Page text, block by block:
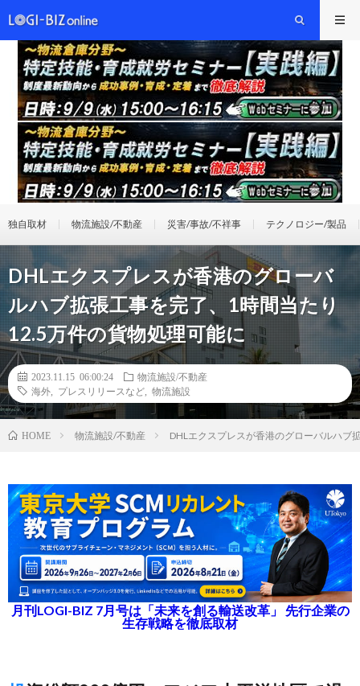
独自取材 物流施設/不動産 災害/事故/不祥事 テクノロジー/製品
DHLエクスプレスが香港のグローバ
ルハブ拡張工事を完了、1時間当たり
12.5万件の貨物処理可能に
2023.11.15 06:00:24
物流施設/不動産
海外
プレスリリースなど 物流施設
HOME 物流施設/不動産 DHLエクスプレスが香港のグローバルハブ
月刊LOGI-BIZ 7月号は「未来を創る輸送改革」 先行企業の
生存戦略を徹底取材